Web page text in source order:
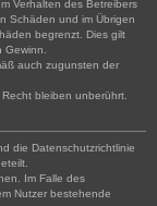
Verhalten des Betreibers
Schäden und im Übrigen
begrenzt. Dies gilt
auch zugunsten der
bleiben unberührt.
die Datenschutzrichtlinie
Im Falle des
Nutzer bestehende